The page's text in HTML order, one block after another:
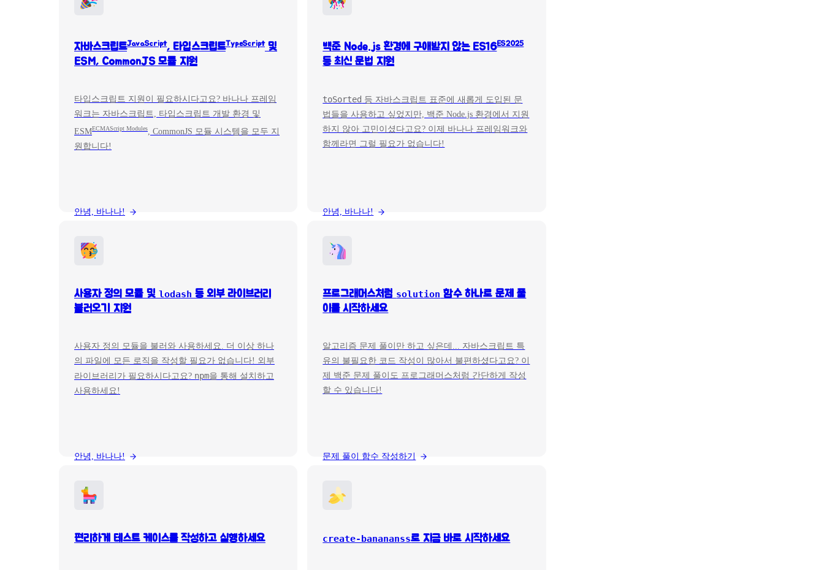
자바스크립트JavaScript, 타입스크립트TypeScript 및
ESM, CommonJS 모듈 지원
타입스크립트 지원이 필요하시다고요? 바나나 프레임
워크는 자바스크립트, 타입스크립트 개발 환경 및
ESMECMAScript Modules, CommonJS 모듈 시스템을 모두 지
원합니다!
안녕, 바나나!
백준 Node.js 환경에 구애받지 않는 ES16ES2025
등 최신 문법 지원
toSorted 등 자바스크립트 표준에 새롭게 도입된 문
법들을 사용하고 싶었지만, 백준 Node.js 환경에서 지원
하지 않아 고민이셨다고요? 이제 바나나 프레임워크와
함께라면 그럴 필요가 없습니다!
안녕, 바나나!
사용자 정의 모듈 및 lodash 등 외부 라이브러리
불러오기 지원
사용자 정의 모듈을 불러와 사용하세요. 더 이상 하나
의 파일에 모든 로직을 작성할 필요가 없습니다! 외부
라이브러리가 필요하시다고요? npm을 통해 설치하고
사용하세요!
안녕, 바나나!
프로그래머스처럼 solution 함수 하나로 문제 풀
이를 시작하세요
알고리즘 문제 풀이만 하고 싶은데... 자바스크립트 특
유의 불필요한 코드 작성이 많아서 불편하셨다고요? 이
제 백준 문제 풀이도 프로그래머스처럼 간단하게 작성
할 수 있습니다!
문제 풀이 함수 작성하기
편리하게 테스트 케이스를 작성하고 실행하세요 create-banananss로 지금 바로 시작하세요